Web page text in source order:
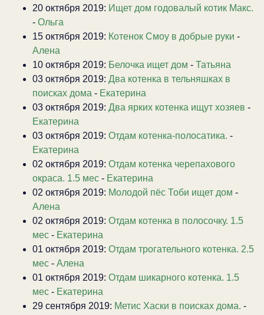
20 октября 2019: Ищет дом годовалый котик Макс.
- Ольга
15 октября 2019: Котенок Смоу в добрые руки -
Алена
10 октября 2019: Белочка ищет дом - Татьяна
03 октября 2019: Два котенка в тельняшках в
поисках дома - Екатерина
03 октября 2019: Два ярких котенка ищут хозяев -
Екатерина
03 октября 2019: Отдам котенка-полосатика. -
Екатерина
02 октября 2019: Отдам котенка черепахового
окраса. 1.5 мес - Екатерина
02 октября 2019: Молодой пёс Тоби ищет дом -
Алена
02 октября 2019: Отдам котенка в полосочку. 1.5
мес - Екатерина
01 октября 2019: Отдам трогательного котенка. 2.5
мес - Алена
01 октября 2019: Отдам шикарного котенка. 1.5
мес - Екатерина
29 сентября 2019: Метис Хаски в поисках дома. -